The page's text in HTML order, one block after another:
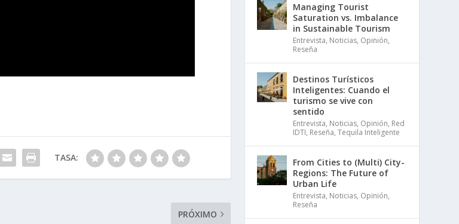
TASA:
PRÓXIMO
Managing Tourist
Saturation vs. Imbalance
in Sustainable Tourism
Entrevista, Noticias, Opinión,
Reseña
Destinos Turísticos
Inteligentes: Cuando el
turismo se vive con
sentido
Entrevista, Noticias, Opinión, Red
IDTI, Reseña,Tequila Inteligente
From Cities to (Multi) City-
Regions: The Future of
Urban Life
Entrevista, Noticias, Opinión,
Reseña